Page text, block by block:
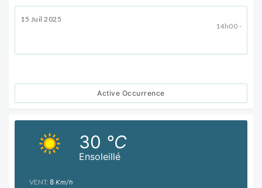
15 Juil 2025
14h00 -
Active Occurrence
Ensoleillé
30 °C
VENT: 8 Km/h